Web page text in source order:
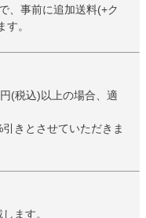
、事前に追加送料(+ク
。
(税込)以上の場合、適
きとさせていただきま
ます。